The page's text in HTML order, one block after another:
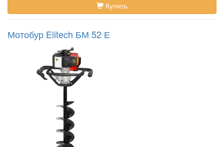
Купить
Мотобур Elitech БМ 52 Е